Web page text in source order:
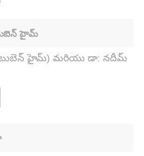
హైమ్
బుబెన్ హైమ్) మరియు డా: నదీమ్